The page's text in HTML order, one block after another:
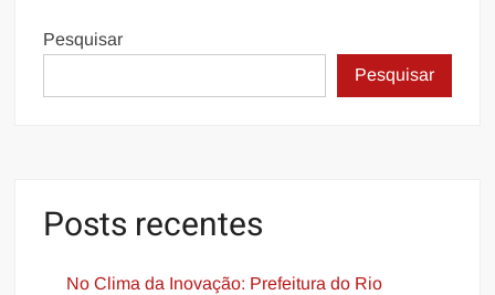
Pesquisar
Pesquisar
Posts recentes
No Clima da Inovação: Prefeitura do Rio